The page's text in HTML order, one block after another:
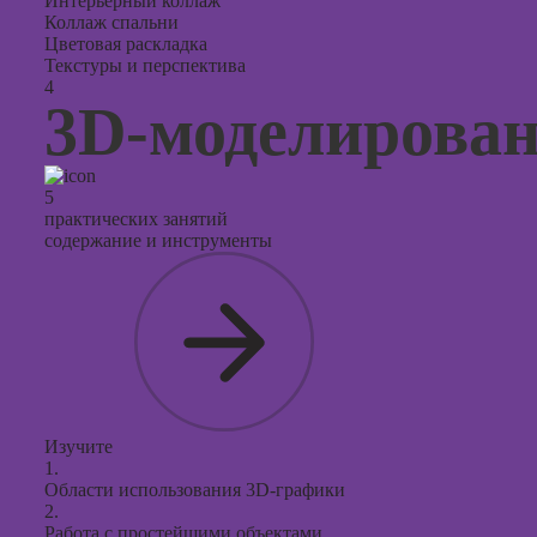
Коллаж спальни
Цветовая раскладка
Текстуры и перспектива
4
3D-
5
практических занятий
содержание и инструменты
Изучите
1.
Области использования 3D-графики
2.
Работа с простейшими объектами